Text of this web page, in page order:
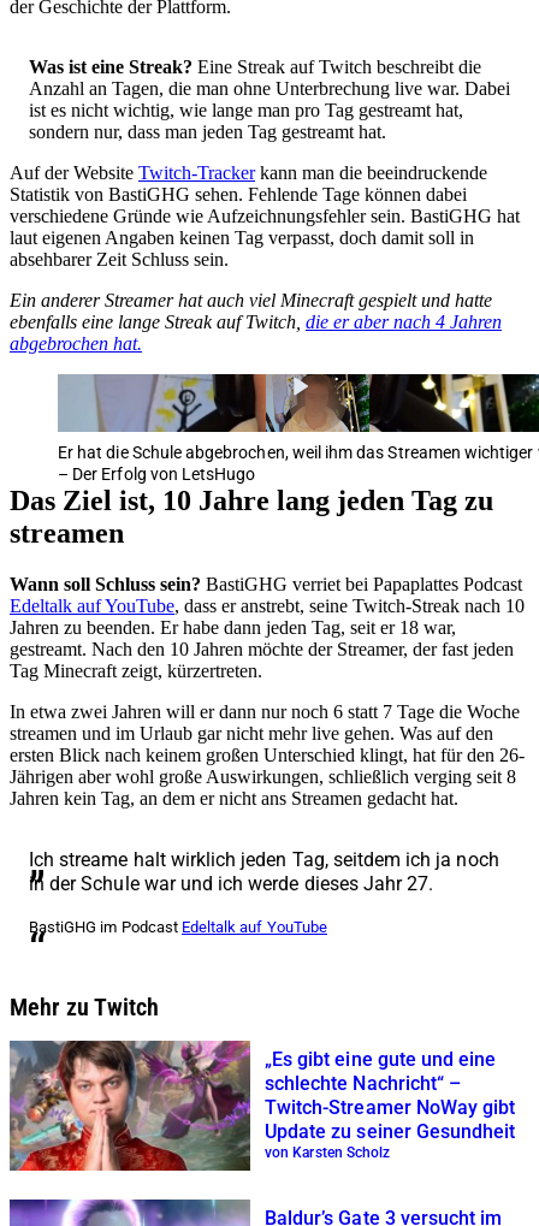
der Geschichte der Plattform.
Was ist eine Streak? Eine Streak auf Twitch beschreibt die
Anzahl an Tagen, die man ohne Unterbrechung live war. Dabei
ist es nicht wichtig, wie lange man pro Tag gestreamt hat,
sondern nur, dass man jeden Tag gestreamt hat.
Auf der Website Twitch-Trackerkann man die beeindruckende
Statistik von BastiGHG sehen. Fehlende Tage können dabei
verschiedene Gründe wie Aufzeichnungsfehler sein. BastiGHG hat
laut eigenen Angaben keinen Tag verpasst, doch damit soll in
absehbarer Zeit Schluss sein.
Ein anderer Streamer hat auch viel Minecraft gespielt und hatte
ebenfalls eine lange Streak auf Twitch, die er aber nach 4 Jahren
abgebrochen hat.
Er hat die Schule abgebrochen, weil ihm das Streamen wichtiger
– Der Erfolg von LetsHugo
Das Ziel ist, 10 Jahre lang jeden Tag zu
streamen
Wann soll Schluss sein? BastiGHG verriet bei Papaplattes Podcast
Edeltalk auf YouTube, dass er anstrebt, seine Twitch-Streak nach 10
Jahren zu beenden. Er habe dann jeden Tag, seit er 18 war,
gestreamt. Nach den 10 Jahren möchte der Streamer, der fast jeden
Tag Minecraft zeigt, kürzertreten.
In etwa zwei Jahren will er dann nur noch 6 statt 7 Tage die Woche
streamen und im Urlaub gar nicht mehr live gehen. Was auf den
ersten Blick nach keinem großen Unterschied klingt, hat für den 26-
Jährigen aber wohl große Auswirkungen, schließlich verging seit 8
Jahren kein Tag, an dem er nicht ans Streamen gedacht hat.
Ich streame halt wirklich jeden Tag, seitdem ich ja noch
in der Schule war und ich werde dieses Jahr 27.
BastiGHG im Podcast Edeltalk auf YouTube
Mehr zu Twitch
„Es gibt eine gute und eine
schlechte Nachricht“ –
Twitch-Streamer NoWay gibt
Update zu seiner Gesundheit
von Karsten Scholz
Baldur’s Gate 3 versucht im